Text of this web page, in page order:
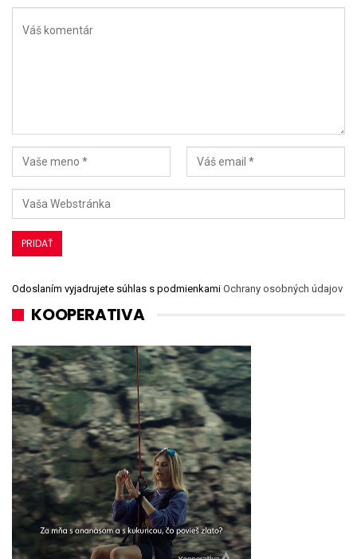
Odoslaním vyjadrujete súhlas s podmienkami Ochrany osobných údajov
KOOPERATIVA